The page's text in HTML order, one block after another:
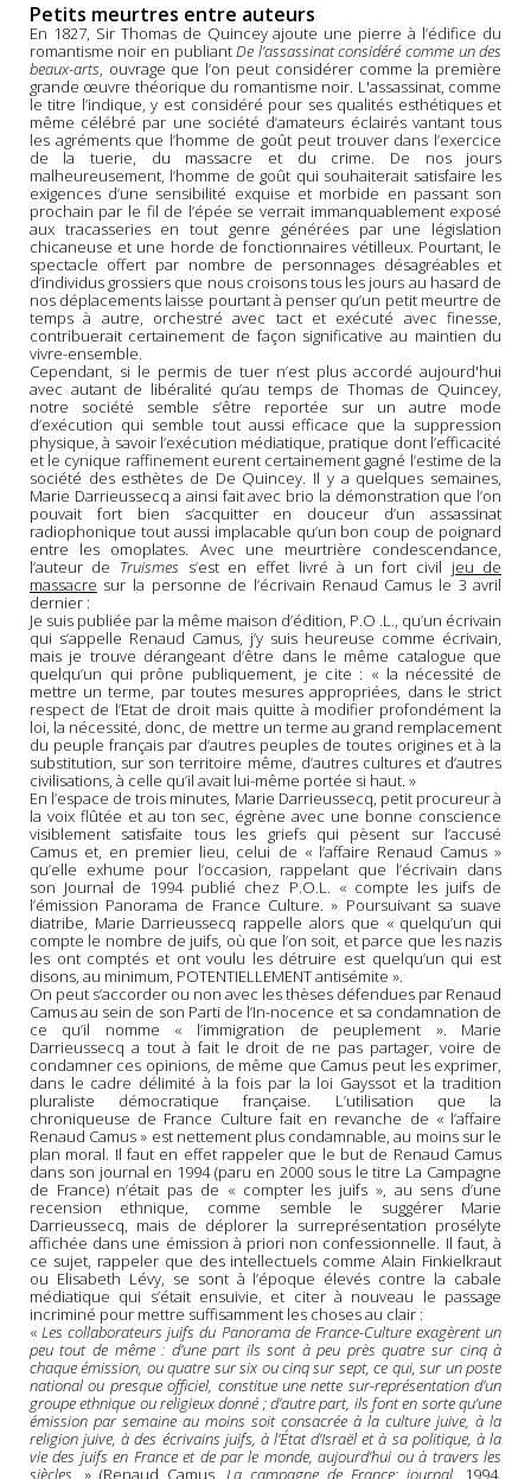
Petits meurtres entre auteurs
En 1827, Sir Thomas de Quincey ajoute une pierre à l’édifice du
romantisme noir en publiantDe l’assassinat considéré comme un des
beaux-arts, ouvrage que l’on peut considérer comme la première
grande œuvre théorique du romantisme noir. L'assassinat, comme
le titre l’indique, y est considéré pour ses qualités esthétiques et
même célébré par une société d’amateurs éclairés vantant tous
les agréments que l’homme de goût peut trouver dans l’exercice
de la tuerie, du massacre et du crime. De nos jours
malheureusement, l’homme de goût qui souhaiterait satisfaire les
exigences d’une sensibilité exquise et morbide en passant son
prochain par le fil de l’épée se verrait immanquablement exposé
aux tracasseries en tout genre générées par une législation
chicaneuse et une horde de fonctionnaires vétilleux. Pourtant, le
spectacle offert par nombre de personnages désagréables et
d’individus grossiers que nous croisons tous les jours au hasard de
nos déplacements laisse pourtant à penser qu’un petit meurtre de
temps à autre, orchestré avec tact et exécuté avec finesse,
contribuerait certainement de façon significative au maintien du
vivre-ensemble.
Cependant, si le permis de tuer n’est plus accordé aujourd'hui
avec autant de libéralité qu’au temps de Thomas de Quincey,
notre société semble s’être reportée sur un autre mode
d’exécution qui semble tout aussi efficace que la suppression
physique, à savoir l’exécution médiatique, pratique dont l’efficacité
et le cynique raffinement eurent certainement gagné l’estime de la
société des esthètes de De Quincey. Il y a quelques semaines,
Marie Darrieussecq a ainsi fait avec brio la démonstration que l’on
pouvait fort bien s’acquitter en douceur d’un assassinat
radiophonique tout aussi implacable qu’un bon coup de poignard
entre les omoplates. Avec une meurtrière condescendance,
l’auteur de Truismes s’est en effet livré à un fort civil jeu de
massacre sur la personne de l’écrivain Renaud Camus le 3 avril
dernier :
Je suis publiée par la même maison d’édition, P.O .L., qu’un écrivain
qui s’appelle Renaud Camus, j’y suis heureuse comme écrivain,
mais je trouve dérangeant d’être dans le même catalogue que
quelqu’un qui prône publiquement, je cite : « la nécessité de
mettre un terme, par toutes mesures appropriées, dans le strict
respect de l’Etat de droit mais quitte à modifier profondément la
loi, la nécessité, donc, de mettre un terme au grand remplacement
du peuple français par d’autres peuples de toutes origines et à la
substitution, sur son territoire même, d’autres cultures et d’autres
civilisations, à celle qu’il avait lui-même portée si haut. »
En l’espace de trois minutes, Marie Darrieussecq, petit procureur à
la voix flûtée et au ton sec, égrène avec une bonne conscience
visiblement satisfaite tous les griefs qui pèsent sur l’accusé
Camus et, en premier lieu, celui de « l’affaire Renaud Camus »
qu’elle exhume pour l’occasion, rappelant que l’écrivain dans
son Journal de 1994 publié chez P.O.L. « compte les juifs de
l’émission Panorama de France Culture. » Poursuivant sa suave
diatribe, Marie Darrieussecq rappelle alors que « quelqu’un qui
compte le nombre de juifs, où que l’on soit, et parce que les nazis
les ont comptés et ont voulu les détruire est quelqu’un qui est
disons, au minimum, POTENTIELLEMENT antisémite ».
On peut s’accorder ou non avec les thèses défendues par Renaud
Camus au sein de son Parti de l’In-nocence et sa condamnation de
ce qu’il nomme « l’immigration de peuplement ». Marie
Darrieussecq a tout à fait le droit de ne pas partager, voire de
condamner ces opinions, de même que Camus peut les exprimer,
dans le cadre délimité à la fois par la loi Gayssot et la tradition
pluraliste démocratique française. L’utilisation que la
chroniqueuse de France Culture fait en revanche de « l’affaire
Renaud Camus » est nettement plus condamnable, au moins sur le
plan moral. Il faut en effet rappeler que le but de Renaud Camus
dans son journal en 1994 (paru en 2000 sous le titre La Campagne
de France) n’était pas de « compter les juifs », au sens d’une
recension ethnique, comme semble le suggérer Marie
Darrieussecq, mais de déplorer la surreprésentation prosélyte
affichée dans une émission à priori non confessionnelle. Il faut, à
ce sujet, rappeler que des intellectuels comme Alain Finkielkraut
ou Elisabeth Lévy, se sont à l’époque élevés contre la cabale
médiatique qui s’était ensuivie, et citer à nouveau le passage
incriminé pour mettre suffisamment les choses au clair :
« Les collaborateurs juifs du Panorama de France-Culture exagèrent un
peu tout de même : d’une part ils sont à peu près quatre sur cinq à
chaque émission, ou quatre sur six ou cinq sur sept, ce qui, sur un poste
national ou presque officiel, constitue une nette sur-représentation d’un
groupe ethnique ou religieux donné ; d’autre part, ils font en sorte qu’une
émission par semaine au moins soit consacrée à la culture juive, à la
religion juive, à des écrivains juifs, à l’État d’Israël et à sa politique, à la
vie des juifs en France et de par le monde, aujourd’hui ou à travers les
siècles. » (Renaud Camus. La campagne de France: journal, 1994.